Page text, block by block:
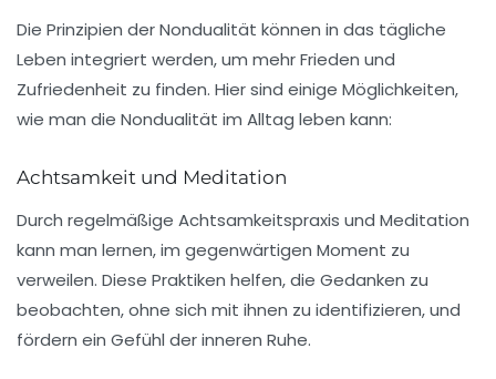
Die Prinzipien der Nondualität können in das tägliche
Leben integriert werden, um mehr Frieden und
Zufriedenheit zu finden. Hier sind einige Möglichkeiten,
wie man die Nondualität im Alltag leben kann:
Achtsamkeit und Meditation
Durch regelmäßige Achtsamkeitspraxis und Meditation
kann man lernen, im gegenwärtigen Moment zu
verweilen. Diese Praktiken helfen, die Gedanken zu
beobachten, ohne sich mit ihnen zu identifizieren, und
fördern ein Gefühl der inneren Ruhe.